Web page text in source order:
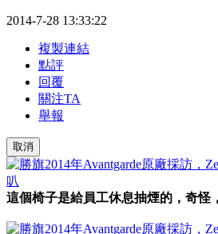
2014-7-28 13:33:22
複製連結
點評
回覆
關注TA
舉報
取消
這個椅子是給員工休息抽煙的，奇怪